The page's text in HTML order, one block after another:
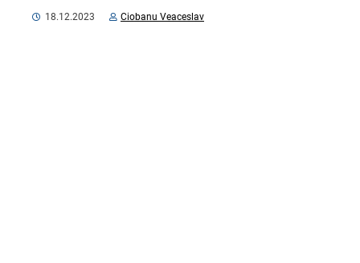
18.12.2023 Ciobanu Veaceslav